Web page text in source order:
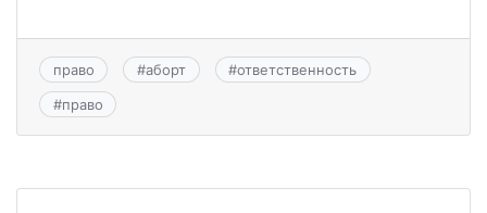
право #аборт #ответственность
#право